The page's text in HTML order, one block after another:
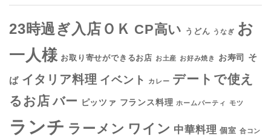
23時過ぎ入店ＯＫ CP高い うどん うなぎ お
一人様 お取り寄せができるお店 お土産 お好み焼き お寿司 そ
ば イタリア料理 イベント カレー デートで使え
るお店 バー ピッツァ フランス料理 ホームパーティ モツ
ランチ ラーメン ワイン 中華料理 個室 合コン